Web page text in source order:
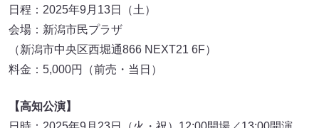
日程：2025年9月13日（土）
会場：新潟市民プラザ
（新潟市中央区西堀通866 NEXT21 6F）
料金：5,000円（前売・当日）
【高知公演】